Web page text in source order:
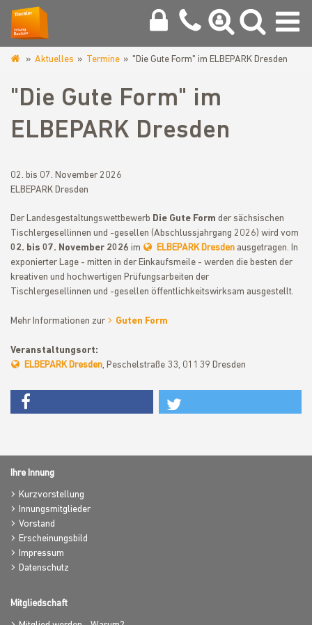
bautzen.de
Aktuelles Termine "Die Gute Form" im ELBEPARK Dresden
"Die Gute Form" im
ELBEPARK Dresden
02. bis 07. November 2026
ELBEPARK Dresden
Der Landesgestaltungswettbewerb Die Gute Form der sächsischen
Tischlergesellinnen und -gesellen (Abschlussjahrgang 2026) wird vom
02. bis 07. November 2026 im ELBEPARK Dresden ausgetragen. In
exponierter Lage - mitten in der Einkaufsmeile - werden die besten der
kreativen und hochwertigen Prüfungsarbeiten der
Tischlergesellinnen und -gesellen öffentlichkeitswirksam ausgestellt.
Mehr Informationen zur Guten Form
Veranstaltungsort:
ELBEPARK Dresden, Peschelstraße 33, 01139 Dresden
Ihre Innung
Kurzvorstellung
Innungsmitglieder
Vorstand
Erscheinungsbild
Impressum
Datenschutz
Mitgliedschaft